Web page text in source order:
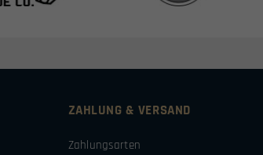
ZAHLUNG & VERSAND
Zahlungsarten